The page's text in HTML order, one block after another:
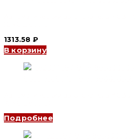
1313.58 ₽
В корзину
Подробнее